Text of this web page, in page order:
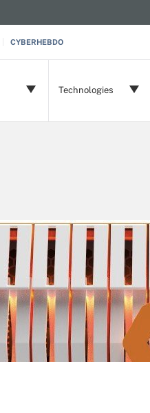
CYBERHEBDO
Technologies